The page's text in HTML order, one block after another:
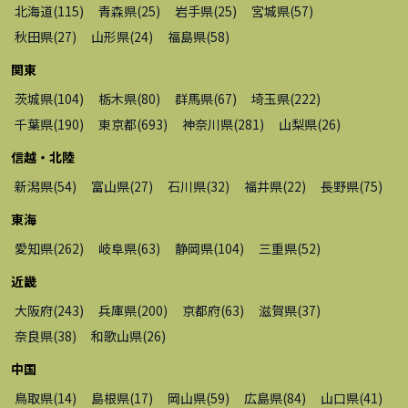
北海道(115) 青森県(25) 岩手県(25) 宮城県(57)
秋田県(27) 山形県(24) 福島県(58)
関東
茨城県(104) 栃木県(80) 群馬県(67) 埼玉県(222)
千葉県(190) 東京都(693) 神奈川県(281 ) 山梨県(26)
信越・北陸
新潟県(54) 富山県(27) 石川県(32) 福井県(22) 長野県(75)
東海
愛知県(262) 岐阜県(63) 静岡県(104) 三重県(52)
近畿
大阪府(243) 兵庫県(200) 京都府(63) 滋賀県(37)
奈良県(38) 和歌山県(26)
中国
鳥取県(14) 島根県(17) 岡山県(59) 広島県(84) 山口県(41 )